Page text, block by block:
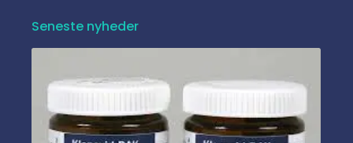
Seneste nyheder